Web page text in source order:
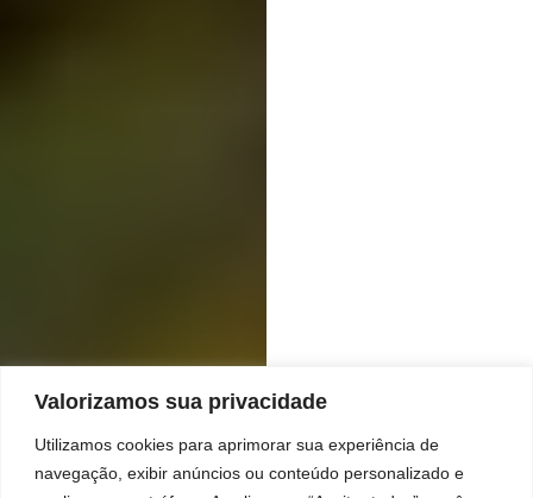
Valorizamos sua privacidade
Utilizamos cookies para aprimorar sua experiência de
navegação, exibir anúncios ou conteúdo personalizado e